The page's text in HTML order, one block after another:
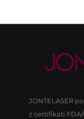
JONTELASER
z certifikati FDA/